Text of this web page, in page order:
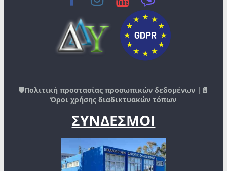
🛡️Πολιτική προστασίας προσωπικών δεδομένων |📄
Όροι χρήσης διαδικτυακών τόπων
ΣΥΝΔΕΣΜΟΙ